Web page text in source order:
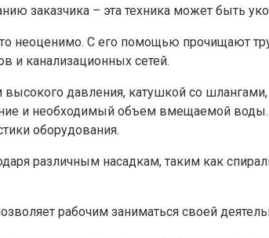
заказчика – эта техника может быть
неоценимо. С его помощью прочищают
и канализационных сетей.
давления, катушкой со
и необходимый объем вмещаемой
оборудования.
различным насадкам, таким как
рабочим заниматься своей